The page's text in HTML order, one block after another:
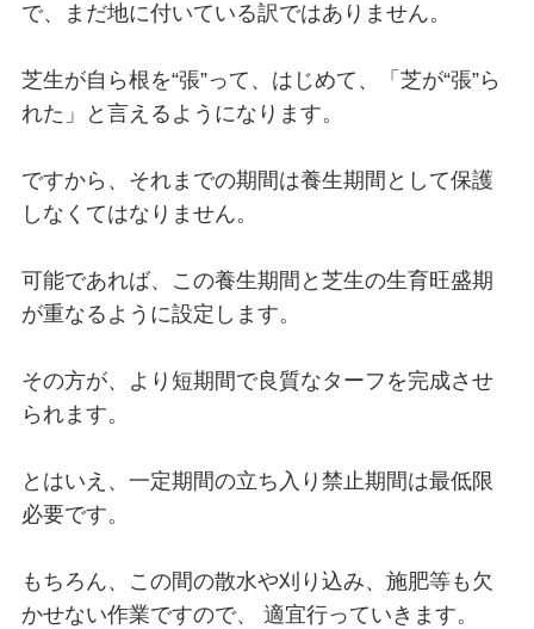
で、まだ地に付いている訳ではありません。
芝生が自ら根を“張”って、はじめて、「芝が“張”ら
れた」と言えるようになります。
ですから、それまでの期間は養生期間として保護
しなくてはなりません。
可能であれば、この養生期間と芝生の生育旺盛期
が重なるように設定します。
その方が、より短期間で良質なターフを完成させ
られます。
とはいえ、一定期間の立ち入り禁止期間は最低限
必要です。
もちろん、この間の散水や刈り込み、施肥等も欠
かせない作業ですので、 適宜行っていきます。